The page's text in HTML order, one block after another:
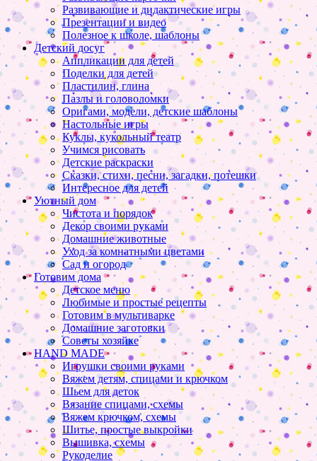
Развивающие и дидактические игры
Презентации и видео
Полезное к школе, шаблоны
Детский досуг
Аппликации для детей
Поделки для детей
Пластилин, глина
Пазлы и головоломки
Оригами, модели, детские шаблоны
Настольные игры
Куклы, кукольный театр
Учимся рисовать
Детские раскраски
Сказки, стихи, песни, загадки, потешки
Интересное для детей
Уютный дом
Чистота и порядок
Декор своими руками
Домашние животные
Уход за комнатными цветами
Сад и огород
Готовим дома
Детское меню
Любимые и простые рецепты
Готовим в мультиварке
Домашние заготовки
Советы хозяйке
HAND MADE
Игрушки своими руками
Вяжем детям, спицами и крючком
Шьем для деток
Вязание спицами, схемы
Вяжем крючком, схемы
Шитье, простые выкройки
Вышивка, схемы
Рукоделие